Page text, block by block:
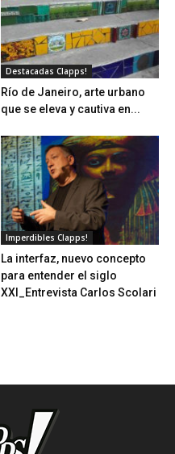
Destacadas Clapps!
Río de Janeiro, arte urbano
que se eleva y cautiva en...
Imperdibles Clapps!
La interfaz, nuevo concepto
para entender el siglo
XXI_Entrevista Carlos Scolari